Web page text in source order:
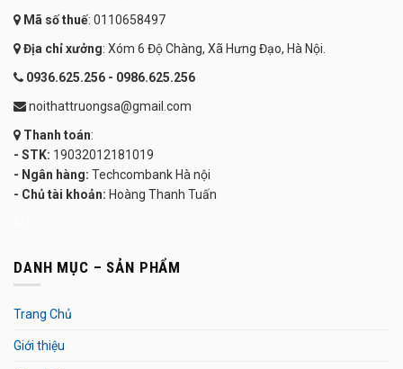
Mã số thuế: 0110658497
Địa chỉ xưởng: Xóm 6 Độ Chàng, Xã Hưng Đạo, Hà Nội.
0936.625.256 - 0986.625.256
noithattruongsa@gmail.com
Thanh toán:
- STK: 19032012181019
- Ngân hàng: Techcombank Hà nội
- Chủ tài khoản: Hoàng Thanh Tuấn
DANH MỤC – SẢN PHẨM
Trang Chủ
Giới thiệu